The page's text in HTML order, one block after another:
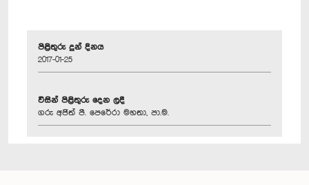
පිළිතුරු දුන් දිනය
2017-01-25
විසින් පිළිතුරු දෙන ලදී
ගරු අජිත් පී. පෙරේරා මහතා, පා.ම.